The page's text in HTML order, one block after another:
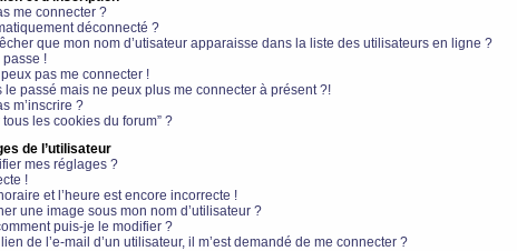
me connecter ?
déconnecté ?
que mon nom d’utisateur apparaisse dans la liste des utilisateurs en ligne ?
passe !
pas me connecter !
le passé mais ne peux plus me connecter à présent ?!
m’inscrire ?
les cookies du forum” ?
de l’utilisateur
mes réglages ?
!
et l’heure est encore incorrecte !
une image sous mon nom d’utilisateur ?
puis-je le modifier ?
de l’e-mail d’un utilisateur, il m’est demandé de me connecter ?